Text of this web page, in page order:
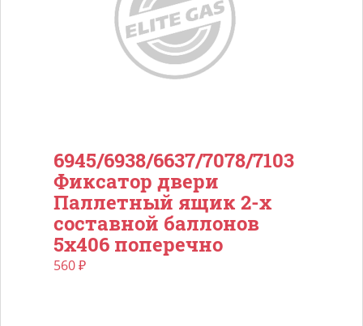
6945/6938/6637/7078/7103
Фиксатор двери
Паллетный ящик 2-х
составной баллонов
5х406 поперечно
560₽